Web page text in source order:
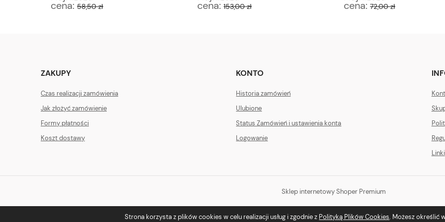
Strona korzysta z plików cookies w celu realizacji usług i zgodnie z Polityką Plików Cookies. Możesz określić
cena: 58,50 zł cena: 153,00 zł cena: 72,00 zł
ZAKUPY
Czas realizacji zamówienia
Jak złożyć zamówienie
Formy płatności
Koszt dostawy
KONTO
Historia zamówień
Ulubione
Status Zamówień i ustawienia konta
Logowanie
Linki
Sklep internetowy Shoper Premium